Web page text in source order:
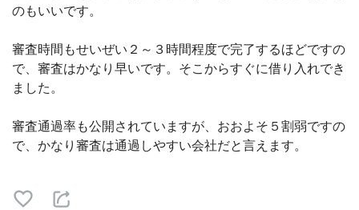
のもいいです。
審査時間もせいぜい２～３時間程度で完了するほどですの
で、審査はかなり早いです。そこからすぐに借り入れでき
ました。
審査通過率も公開されていますが、おおよそ５割弱ですの
で、かなり審査は通過しやすい会社だと言えます。